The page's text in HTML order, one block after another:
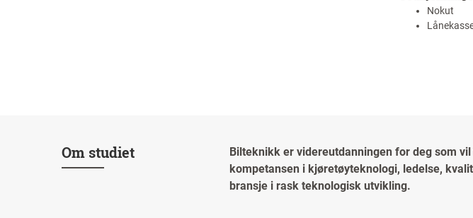
Nokut
Om studiet
Bilteknikk er videreutdanningen for deg som
kompetansen i kjøretøyteknologi, ledelse,
bransje i rask teknologisk utvikling.